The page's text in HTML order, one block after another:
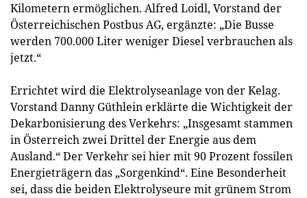
Kilometern ermöglichen. Alfred Loidl, Vorstand der
Österreichischen Postbus AG, ergänzte: „Die Busse
werden 700.000 Liter weniger Diesel verbrauchen als
jetzt.“
Errichtet wird die Elektrolyseanlage von der Kelag.
Vorstand Danny Güthlein erklärte die Wichtigkeit der
Dekarbonisierung des Verkehrs: „Insgesamt stammen
in Österreich zwei Drittel der Energie aus dem
Ausland.“ Der Verkehr sei hier mit 90 Prozent fossilen
Energieträgern das „Sorgenkind“. Eine Besonderheit
sei, dass die beiden Elektrolyseure mit grünem Strom